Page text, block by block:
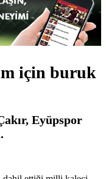
için buruk
Eyüpspor